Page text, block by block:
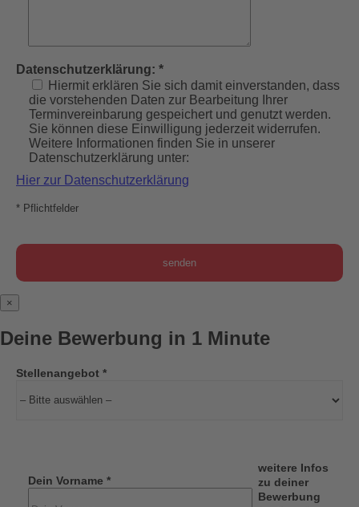
Datenschutzerklärung: *
Hiermit erklären Sie sich damit einverstanden, dass
die vorstehenden Daten zur Bearbeitung Ihrer
Terminvereinbarung gespeichert und genutzt werden.
Sie können diese Einwilligung jederzeit widerrufen.
Weitere Informationen finden Sie in unserer
Datenschutzerklärung unter:
Hier zur Datenschutzerklärung
* Pflichtfelder
×
Deine Bewerbung in 1 Minute
Stellenangebot *
Dein Vorname *
weitere Infos
zu deiner
Bewerbung